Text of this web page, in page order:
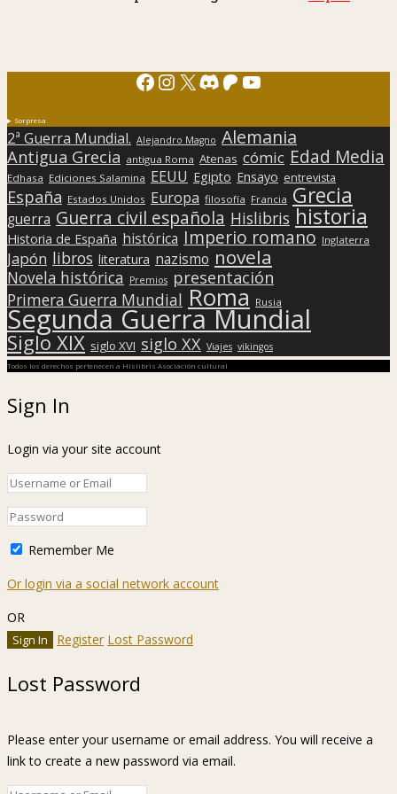
Facebook
Instagram
X Discord
Patreon
YouTube
Sorpresa
2ª Guerra Mundial. Alejandro Magno Alemania
Antigua Grecia antigua Roma Atenas cómic Edad Media
Edhasa Ediciones Salamina EEUU Egipto Ensayo entrevista
España Estados Unidos Europa filosofía Francia Grecia
guerra Guerra civil española Hislibris historia
Historia de España histórica Imperio romano Inglaterra
Japón libros literatura nazismo novela
Novela histórica Premios presentación
Primera Guerra Mundial Roma Rusia
Segunda Guerra Mundial
Siglo XIX siglo XVI siglo XX Viajes vikingos
Todos los derechos pertenecen a Hislibris Asociación cultural
Sign In
Login via your site account
Remember Me
Or login via a social network account
OR
Register Lost Password
Lost Password
Please enter your username or email address. You will receive a
link to create a new password via email.